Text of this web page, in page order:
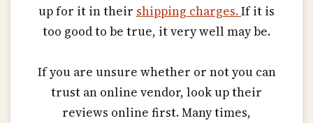
up for it in their shipping charges.If it is
too good to be true, it very well may be.
If you are unsure whether or not you can
trust an online vendor, look up their
reviews online first. Many times,